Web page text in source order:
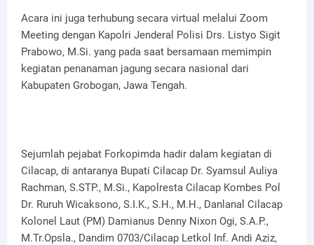
Acara ini juga terhubung secara virtual melalui Zoom
Meeting dengan Kapolri Jenderal Polisi Drs. Listyo Sigit
Prabowo, M.Si. yang pada saat bersamaan memimpin
kegiatan penanaman jagung secara nasional dari
Kabupaten Grobogan, Jawa Tengah.
Sejumlah pejabat Forkopimda hadir dalam kegiatan di
Cilacap, di antaranya Bupati Cilacap Dr. Syamsul Auliya
Rachman, S.STP., M.Si., Kapolresta Cilacap Kombes Pol
Dr. Ruruh Wicaksono, S.I.K., S.H., M.H., Danlanal Cilacap
Kolonel Laut (PM) Damianus Denny Nixon Ogi, S.A.P.,
M.Tr.Opsla., Dandim 0703/Cilacap Letkol Inf. Andi Aziz,